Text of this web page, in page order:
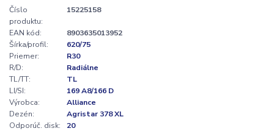
Číslo
produktu:
15225158
EAN kód:
8903635013952
Šírka/profil:
620/75
Priemer:
R30
R/D:
Radiálne
TL/TT:
TL
LI/SI:
169 A8/166 D
Výrobca:
Alliance
Dezén:
Agristar 378 XL
Odporúč. disk:
20